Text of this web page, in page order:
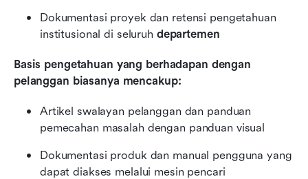
Dokumentasi proyek dan retensi pengetahuan
institusional di seluruh departemen
Basis pengetahuan yang berhadapan dengan
pelanggan biasanya mencakup:
Artikel swalayan pelanggan dan panduan
pemecahan masalah dengan panduan visual
Dokumentasi produk dan manual pengguna yang
dapat diakses melalui mesin pencari